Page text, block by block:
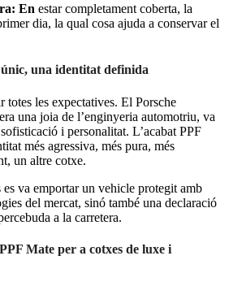
En estar completament coberta, la
dia, la qual cosa ajuda a conservar el
una identitat definida
totes les expectatives. El Porsche
una joia de l’enginyeria automotriu, va
i personalitat. L’acabat PPF
més agressiva, més pura, més
un altre cotxe.
va emportar un vehicle protegit amb
del mercat, sinó també una declaració
a la carretera.
Mate per a cotxes de luxe i